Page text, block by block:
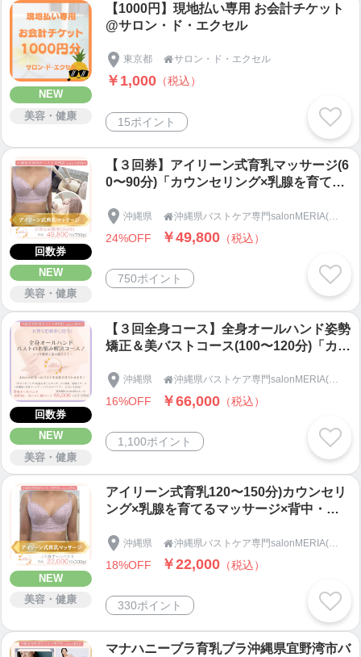
NEW
美容・健康
【1000円】現地払い専用 お会計チケット
@サロン・ド・エクセル
東京都 サロン・ド・エクセル
￥1,000 （税込）
15ポイント
回数券
NEW
美容・健康
【３回券】アイリーン式育乳マッサージ(6
0〜90分)「カウンセリング×乳腺を育てる
ィッティング×セルフケア」沖縄県宜野湾
市バストケア専門SalonMERIA(サロンメ
沖縄県  沖縄県バストケア専門salonMERIA(サロンメリア)
24%OFF ￥49,800 （税込）
750ポイント
回数券
NEW
美容・健康
【３回全身コース】全身オールハンド姿勢
矯正＆美バストコース(100〜120分)「カウ
中・筋膜リリース×食事法×下着フィッテ
ィング×セルフケア」沖縄県宜野湾市バス
沖縄県  沖縄県バストケア専門salonMERIA(サロンメリア)
16%OFF ￥66,000 （税込）
1,100ポイント
NEW
美容・健康
アイリーン式育乳120〜150分)カウンセリ
ング×乳腺を育てるマッサージ×背中・筋
ケア」沖縄県宜野湾市バストケア専門Sal
onMERIA(サロンメリア)
沖縄県 
18%OFF ￥22,000 （税込）
330ポイント
マナハニーブラ育乳ブラ沖縄県宜野湾市バ